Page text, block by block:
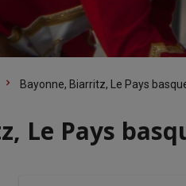
chevron_right Bayonne, Biarritz, Le Pays
Le Pays